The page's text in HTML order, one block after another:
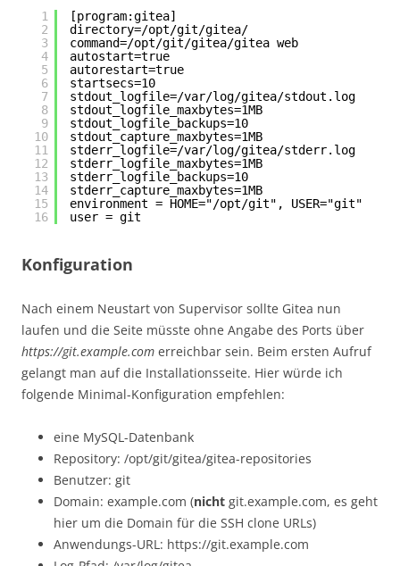
1
2
3
4
5
6
7
8
9
10
11
12
13
14
15
16
[program:gitea]
directory=/opt/git/gitea/
command=/opt/git/gitea/gitea web
autostart=true
autorestart=true
startsecs=10
stdout_logfile=/var/log/gitea/stdout.log
stdout_logfile_maxbytes=1MB
stdout_logfile_backups=10
stdout_capture_maxbytes=1MB
stderr_logfile=/var/log/gitea/stderr.log
stderr_logfile_maxbytes=1MB
stderr_logfile_backups=10
stderr_capture_maxbytes=1MB
environment = HOME="/opt/git", USER="git"
user = git
Konfiguration
Nach einem Neustart von Supervisor sollte Gitea nun
laufen und die Seite müsste ohne Angabe des Ports über
https://git.example.com erreichbar sein. Beim ersten Aufruf
gelangt man auf die Installationsseite. Hier würde ich
folgende Minimal-Konfiguration empfehlen:
eine MySQL-Datenbank
Repository: /opt/git/gitea/gitea-repositories
Benutzer: git
Domain: example.com (nicht git.example.com, es geht
hier um die Domain für die SSH clone URLs)
Anwendungs-URL: https://git.example.com